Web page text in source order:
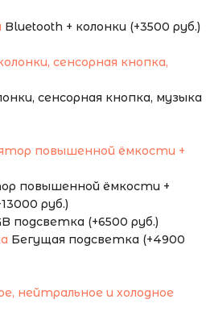
Bluetooth + колонки (+3500 руб.)
сенсорная кнопка, музыка
повышенной ёмкости +
руб.)
подсветка (+6500 руб.)
Бегущая подсветка (+4900